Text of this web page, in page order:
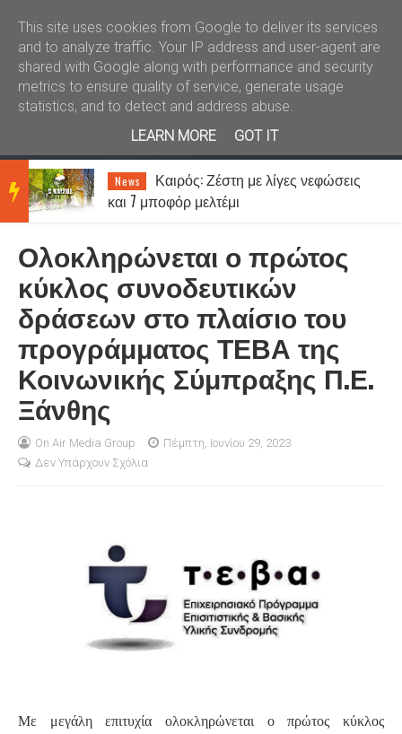
Καλώς ήλθατε Kral News
BRE
AKIN
NEW
News
Καιρός: Ζέστη με λίγες νεφώσεις
και 7 μποφόρ μελτέμι
Ολοκληρώνεται ο πρώτος
κύκλος συνοδευτικών
δράσεων στο πλαίσιο του
προγράμματος ΤΕΒΑ της
Κοινωνικής Σύμπραξης Π.Ε.
Ξάνθης
On Air Media Group
Πέμπτη, Ιουνίου 29, 2023
Δεν Υπάρχουν Σχόλια
Με μεγάλη επιτυχία ολοκληρώνεται ο πρώτος κύκλος
This site uses cookies from Google to deliver its services
and to analyze traffic. Your IP address and user-agent are
shared with Google along with performance and security
metrics to ensure quality of service, generate usage
statistics, and to detect and address abuse.
LEARN MORE
GOT IT